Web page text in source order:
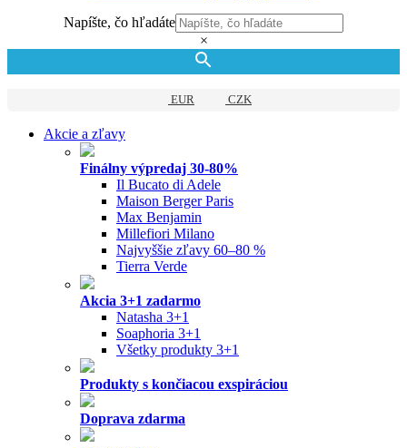
Napíšte, čo hľadáte
×
EUR CZK
Akcie a zľavy
Finálny výpredaj 30-80%
Il Bucato di Adele
Maison Berger Paris
Max Benjamin
Millefiori Milano
Najvyššie zľavy 60–80 %
Tierra Verde
Akcia 3+1 zadarmo
Natasha 3+1
Soaphoria 3+1
Všetky produkty 3+1
Produkty s končiacou exspiráciou
Doprava zdarma